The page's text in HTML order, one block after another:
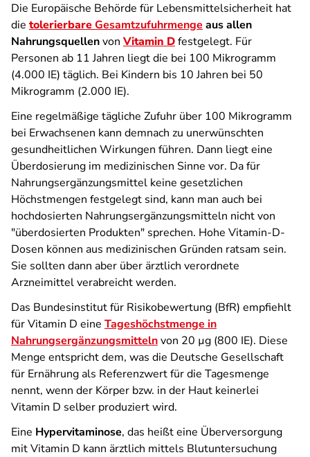
Die Europäische Behörde für Lebensmittelsicherheit hat
die tolerierbareGesamtzufuhrmenge aus allen
Nahrungsquellenvon Vitamin Dfestgelegt. Für
Personen ab 11 Jahren liegt die bei 100 Mikrogramm
(4.000 IE) täglich. Bei Kindern bis 10 Jahren bei 50
Mikrogramm (2.000 IE).
Eine regelmäßige tägliche Zufuhr über 100 Mikrogramm
bei Erwachsenen kann demnach zu unerwünschten
gesundheitlichen Wirkungen führen. Dann liegt eine
Überdosierung im medizinischen Sinne vor. Da für
Nahrungsergänzungsmittel keine gesetzlichen
Höchstmengen festgelegt sind, kann man auch bei
hochdosierten Nahrungsergänzungsmitteln nicht von
"überdosierten Produkten" sprechen. Hohe Vitamin-D-
Dosen können aus medizinischen Gründen ratsam sein.
Sie sollten dann aber über ärztlich verordnete
Arzneimittel verabreicht werden.
Das Bundesinstitut für Risikobewertung (BfR) empfiehlt
für Vitamin D eine Tageshöchstmenge in
Nahrungsergänzungsmittelnvon 20 µg (800 IE). Diese
Menge entspricht dem, was die Deutsche Gesellschaft
für Ernährung als Referenzwert für die Tagesmenge
nennt, wenn der Körper bzw. in der Haut keinerlei
Vitamin D selber produziert wird.
Eine Hypervitaminose, das heißt eine Überversorgung
mit Vitamin D kann ärztlich mittels Blutuntersuchung